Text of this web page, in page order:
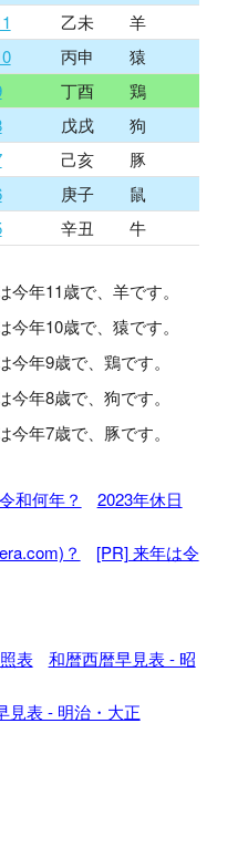
乙未
羊
丙申
猿
丁酉
鶏
戊戌
狗
己亥
豚
庚子
鼠
辛丑 牛
年11歳で、羊です。
年10歳で、猿です。
年9歳で、鶏です。
年8歳で、狗です。
年7歳で、豚です。
和何年？ 2023年休日
？ [PR] 来年は令
表 和暦西暦早見表 - 昭
見表 - 明治・大正